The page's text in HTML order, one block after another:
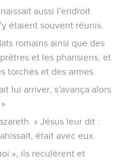
aussi l'endroit
étaient souvent réunis.
romains ainsi que des
et les pharisiens, et
torches et des armes.
lui arriver, s'avança alors
» Jésus leur dit :
était avec eux.
», ils reculèrent et